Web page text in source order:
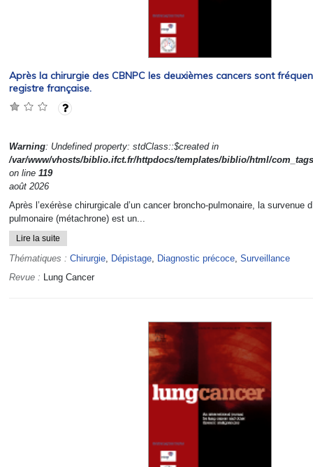
Après la chirurgie des CBNPC les deuxièmes cancers sont
registre française.
Warning: Undefined property: stdClass::$created in
/var/www/vhosts/biblio.ifct.fr/httpdocs/templates/biblio/html/
on line 119
août 2026
Après l’exérèse chirurgicale d’un cancer broncho-pulmonaire, la survenue
pulmonaire (métachrone) est un...
Lire la suite
Thématiques : Chirurgie, Dépistage, Diagnostic précoce, Surveillance
Revue : Lung Cancer